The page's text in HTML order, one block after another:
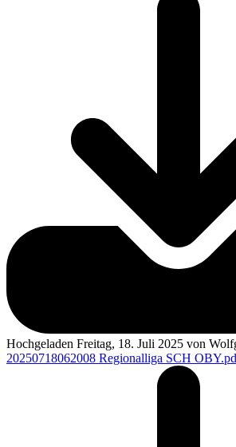
Hochgeladen Freitag, 18. Juli 2025 von
20250718062008 Regionalliga SCH